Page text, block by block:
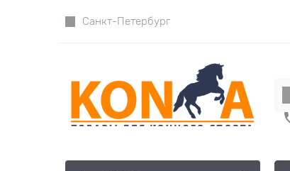
Санкт-Петербург